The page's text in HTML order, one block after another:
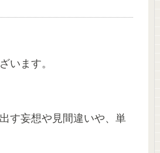
います。
す妄想や見間違いや、単